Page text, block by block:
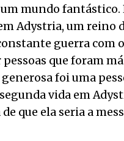
mundo fantástico.
Adystria, um reino
guerra com
que foram
foi uma
vida em
que ela seria a